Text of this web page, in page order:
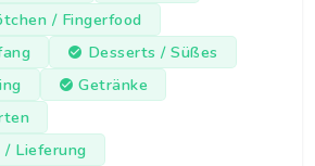
/ Fingerfood
Desserts / Süßes
Getränke
/ Lieferung